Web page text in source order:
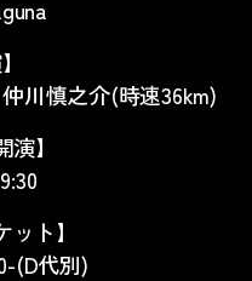
川慎之介(時速36km)
演】
ット】
(D代別)